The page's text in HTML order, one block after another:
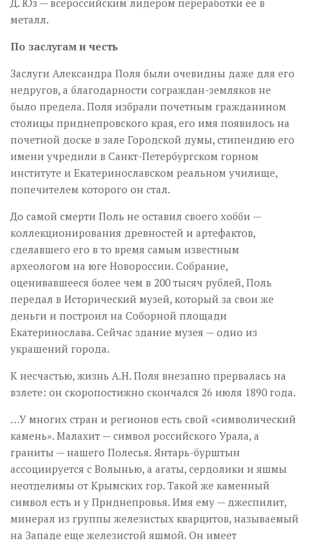
Д. Юз — всероссийским лидером переработки ее в
металл.
По заслугам и честь
Заслуги Александра Поля были очевидны даже для его
недругов, а благодарности сограждан-земляков не
было предела. Поля избрали почетным гражданином
столицы приднепровского края, его имя появилось на
почетной доске в зале Городской думы, стипендию его
имени учредили в Санкт-Петербургском горном
институте и Екатеринославском реальном училище,
попечителем которого он стал.
До самой смерти Поль не оставил своего хобби —
коллекционирования древностей и артефактов,
сделавшего его в то время самым известным
археологом на юге Новороссии. Собрание,
оценивавшееся более чем в 200 тысяч рублей, Поль
передал в Исторический музей, который за свои же
деньги и построил на Соборной площади
Екатеринослава. Сейчас здание музея — одно из
украшений города.
К несчастью, жизнь А.Н. Поля внезапно прервалась на
взлете: он скоропостижно скончался 26 июля 1890 года.
…У многих стран и регионов есть свой «символический
камень». Малахит — символ российского Урала, а
граниты — нашего Полесья. Янтарь-бурштын
ассоциируется с Волынью, а агаты, сердолики и яшмы
неотделимы от Крымских гор. Такой же каменный
символ есть и у Приднепровья. Имя ему — джеспилит,
минерал из группы железистых кварцитов, называемый
на Западе еще железистой яшмой. Он имеет